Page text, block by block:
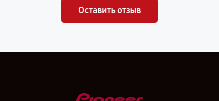
Оставить отзыв